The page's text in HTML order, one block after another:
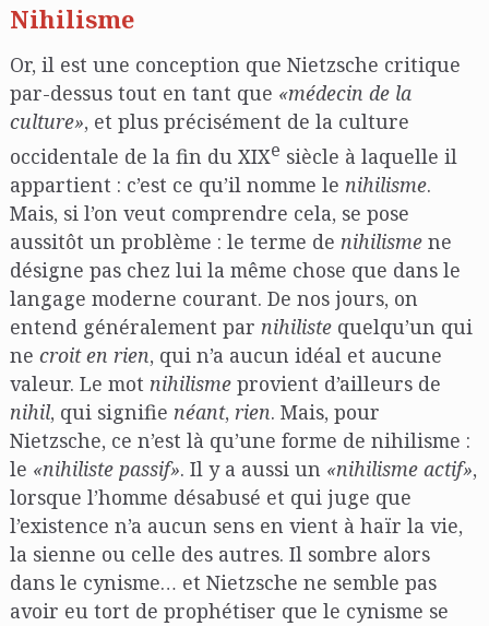
Nihilisme
Or, il est une conception que Nietzsche critique
par-dessus tout en tant que «médecin de la
culture», et plus précisément de la culture
occidentale de la fin du XIXe siècle à laquelle il
appartient : c’est ce qu’il nomme le nihilisme.
Mais, si l’on veut comprendre cela, se pose
aussitôt un problème : le terme de nihilismene
désigne pas chez lui la même chose que dans le
langage moderne courant. De nos jours, on
entend généralement par nihilistequelqu’un qui
ne croit en rien, qui n’a aucun idéal et aucune
valeur. Le mot nihilismeprovient d’ailleurs de
nihil, qui signifie néant, rien. Mais, pour
Nietzsche, ce n’est là qu’une forme de nihilisme :
le «nihiliste passif». Il y a aussi un «nihilisme actif»,
lorsque l’homme désabusé et qui juge que
l’existence n’a aucun sens en vient à haïr la vie,
la sienne ou celle des autres. Il sombre alors
dans le cynisme… et Nietzsche ne semble pas
avoir eu tort de prophétiser que le cynisme se